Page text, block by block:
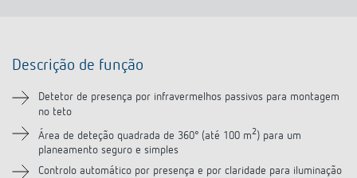
Informação técnica
Transferências
Acessórios
Descrição de função
Detetor de presença por infravermelhos passivos para montagem
no teto
Área de deteção quadrada de 360° (até 100 m2) para um
planeamento seguro e simples
Controlo automático por presença e por claridade para iluminação